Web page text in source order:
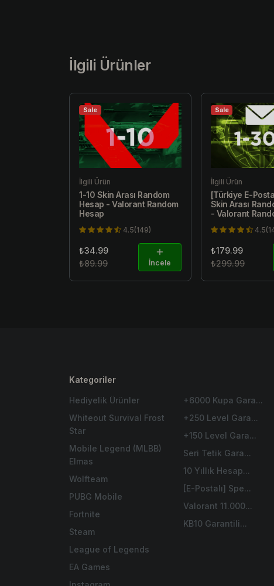
İlgili Ürünler
Sale
İlgili Ürün
1-10 Skin Arası Random
Hesap - Valorant Random
Hesap
4.5(149)
₺34.99
₺89.99
İncele
Sale
İlgili Ürün
[Türkiye E-
Skin Arası
- Valorant
₺179.99
₺299.99
Kategoriler
Hediyelik Ürünler
Whiteout Survival Frost
Star
Mobile Legend (MLBB)
Elmas
Wolfteam
PUBG Mobile
Fortnite
Steam
League of Legends
EA Games
+6000 Kupa Gara...
+250 Level Gara...
+150 Level Gara...
Seri Tetik Gara...
10 Yıllık Hesap...
[E-Postalı] Spe...
Valorant 11.000...
KB10 Garantili...